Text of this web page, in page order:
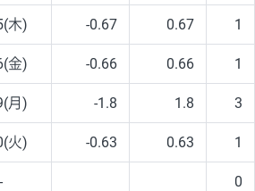
木) -0.67 0.67 1
金) -0.66 0.66 1
月) -1.8 1.8 3
火) -0.63 0.63 1
- 0